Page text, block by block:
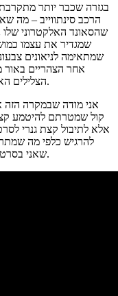
בגזרה שכבר יותר
שהסאונד האלקטרוני שלו
שמגדיר את עצמו
שמתאימה לניאונים
אחר הצהריים באור
הצלילים האלו מהזמן ומהמקום ממנו הם שואבים השראה.
אני מודה שבמקרה הזה
קול שמטרתם להיטמע
אלא לתיבול קצת גנרי
להרגיש כלפי מה
שאנילפרקים, וזה תמיד דבר חיובי.